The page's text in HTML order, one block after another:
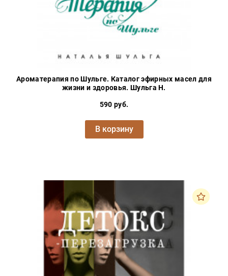
Ароматерапия по Шульге. Каталог эфирных масел для
жизни и здоровья. Шульга Н.
590 руб.
В корзину